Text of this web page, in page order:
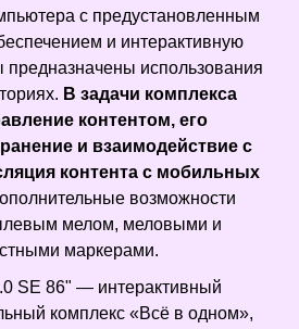
с предустановленным
и интерактивную
предназначены использования
В задачи комплекса
контентом, его
и взаимодействие с
контента с мобильных
возможности
мелом, меловыми и
маркерами.
SE 86" — интерактивный
комплекс «Всё в одном»,